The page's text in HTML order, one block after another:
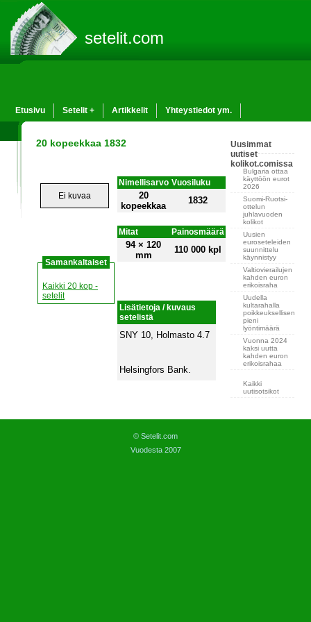
setelit.com
Etusivu Setelit + Artikkelit Yhteystiedot ym.
20 kopeekkaa 1832
Ei kuvaa
Samankaltaiset
Kaikki 20 kop -
setelit
Nimellisarvo Vuosiluku
20
kopeekkaa
1832
Mitat Painosmäärä
94 × 120
mm
110 000 kpl
Lisätietoja / kuvaus
setelistä
SNY 10, Holmasto 4.7
Helsingfors Bank.
Uusimmat
uutiset
kolikot.comissa
Bulgaria ottaa
käyttöön eurot
2026
Suomi-Ruotsi-
ottelun
juhlavuoden
kolikot
Uusien
euroseteleiden
suunnittelu
käynnistyy
Valtiovierailujen
kahden euron
erikoisraha
Uudella
kultarahalla
poikkeuksellisen
pieni
lyöntimäärä
Vuonna 2024
kaksi uutta
kahden euron
erikoisrahaa
Kaikki
uutisotsikot
© Setelit.com
Vuodesta 2007